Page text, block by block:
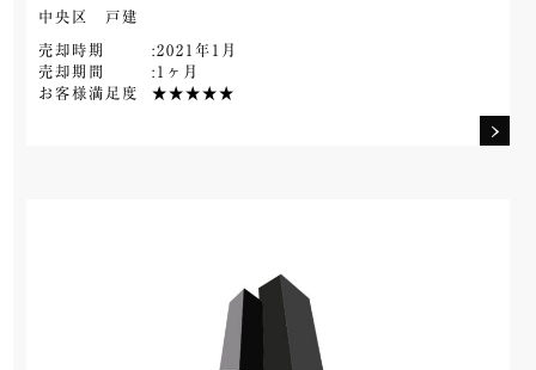
中央区 戸建
売却時期
:2021年1月
売却期間
:1ヶ月
お客様満足度
★★★★★